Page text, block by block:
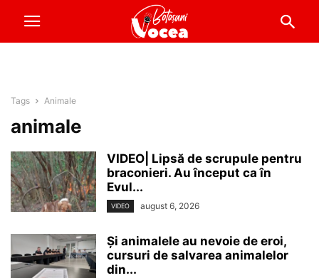
Tags Animale
animale
VIDEO| Lipsă de scrupule pentru
braconieri. Au început ca în
Evul...
VIDEO august 6, 2026
Și animalele au nevoie de eroi,
cursuri de salvarea animalelor
din...